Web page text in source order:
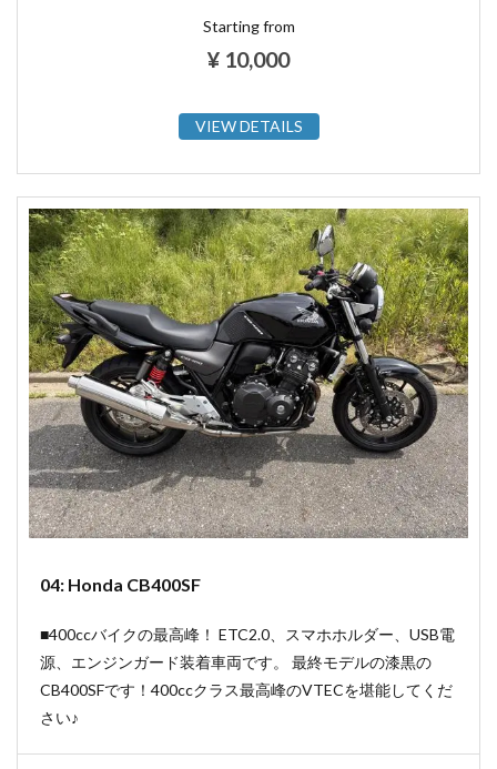
Starting from
¥ 10,000
VIEW DETAILS
04: Honda CB400SF
■400ccバイクの最高峰！ ETC2.0、スマホホルダー、USB電
源、エンジンガード装着車両です。 最終モデルの漆黒の
CB400SFです！400ccクラス最高峰のVTECを堪能してくだ
さい♪